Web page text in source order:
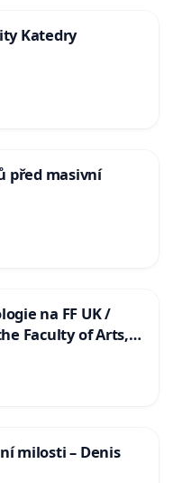
Katedry
před masivní
na FF UK /
Faculty of Arts,
milosti – Denis